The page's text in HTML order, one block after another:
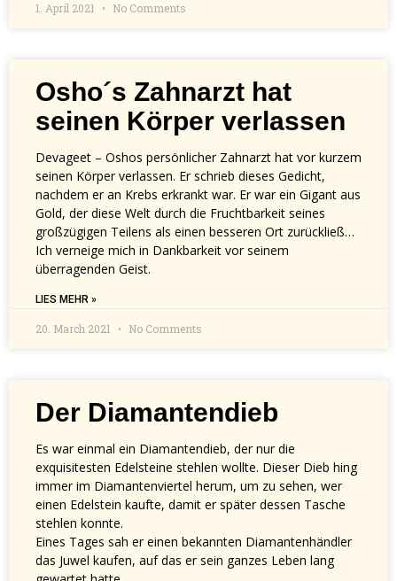
1. April 2021 No Comments
Osho´s Zahnarzt hat
seinen Körper verlassen
Devageet – Oshos persönlicher Zahnarzt hat vor kurzem
seinen Körper verlassen. Er schrieb dieses Gedicht,
nachdem er an Krebs erkrankt war. Er war ein Gigant aus
Gold, der diese Welt durch die Fruchtbarkeit seines
großzügigen Teilens als einen besseren Ort zurückließ…
Ich verneige mich in Dankbarkeit vor seinem
überragenden Geist.
LIES MEHR »
20. March 2021 No Comments
Der Diamantendieb
Es war einmal ein Diamantendieb, der nur die
exquisitesten Edelsteine ​​stehlen wollte. Dieser Dieb hing
immer im Diamantenviertel herum, um zu sehen, wer
einen Edelstein kaufte, damit er später dessen Tasche
stehlen konnte.
Eines Tages sah er einen bekannten Diamantenhändler
das Juwel kaufen, auf das er sein ganzes Leben lang